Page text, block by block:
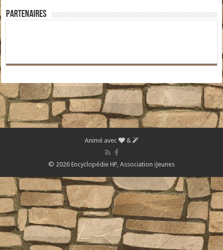
Partenaires
Animé avec &
© 2026 Encyclopédie HP, Association iJeunes